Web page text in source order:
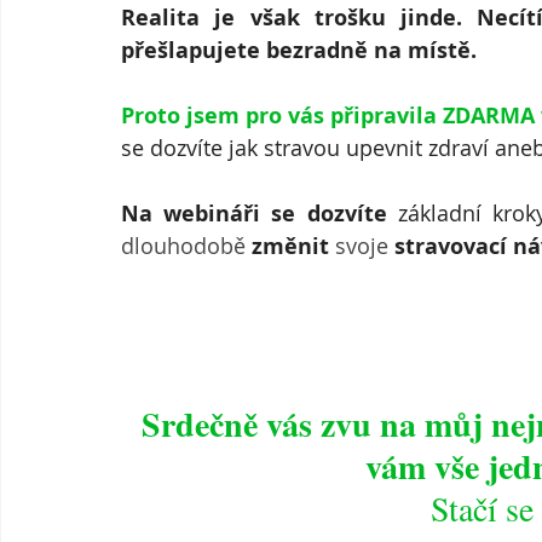
Realita je však trošku jinde.
přešlapujete bezradně na místě.
Proto jsem pro vás připravila
se dozvíte jak stravou upevnit zdraví
Na webináři se dozvíte základní
dlouhodobě změnit svoje stravovací
Srdečně vás zvu na můj
vám vše
Stačí